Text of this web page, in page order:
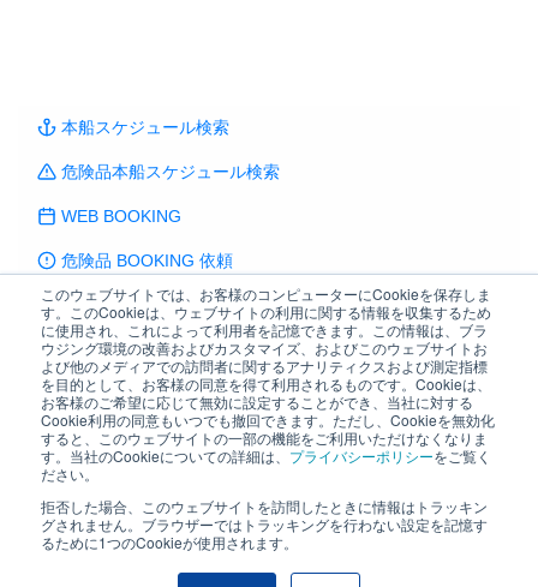
このウェブサイトでは、お客様のコンピューターにCookieを保存しま
す。このCookieは、ウェブサイトの利用に関する情報を収集するため
に使用され、これによって利用者を記憶できます。この情報は、ブラ
ウジング環境の改善およびカスタマイズ、およびこのウェブサイトお
よび他のメディアでの訪問者に関するアナリティクスおよび測定指標
を目的として、お客様の同意を得て利用されるものです。Cookieは、
お客様のご希望に応じて無効に設定することができ、当社に対する
Cookie利用の同意もいつでも撤回できます。ただし、Cookieを無効化
すると、このウェブサイトの一部の機能をご利用いただけなくなりま
す。当社のCookieについての詳細は、 プライバシーポリシーをご覧く
ださい。
拒否した場合、このウェブサイトを訪問したときに情報はトラッキン
グされません。ブラウザーではトラッキングを行わない設定を記憶す
るために1つのCookieが使用されます。
本船スケジュール検索
危険品本船スケジュール検索
WEB BOOKING
危険品 BOOKING 依頼
見積もり依頼
貨物トレース
本船動静と換算レート
Excel Schedule
海外代理店情報
もっと見る